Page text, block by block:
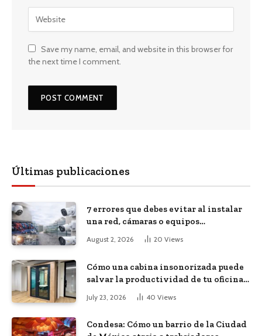
Save my name, email, and website in this browser for
the next time I comment.
Últimas publicaciones
7 errores que debes evitar al instalar
una red, cámaras o equipos
tecnológicos en una empresa
August 2, 2026 20 Views
Cómo una cabina insonorizada puede
salvar la productividad de tu oficina
July 23, 2026 40 Views
Condesa: Cómo un barrio de la Ciudad